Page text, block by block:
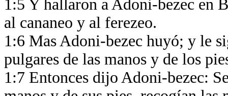
1:5 Y hallaron a Adoni-bezec en
al cananeo y al ferezeo.
1:6 Mas Adoni-bezec huyó; y le
pulgares de las manos y de los
1:7 Entonces dijo Adoni-bezec: